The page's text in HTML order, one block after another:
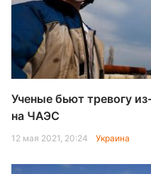
Ученые бьют тревогу
на ЧАЭС
12 мая 2021, 20:24 Украина